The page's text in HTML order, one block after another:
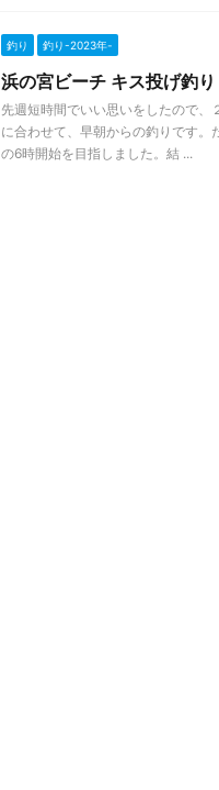
釣り 釣り-2023年-
浜の宮ビーチ キス投げ釣
先週短時間でいい思いをしたので
に合わせて、早朝からの釣りです
の6時開始を目指しました。結 ...